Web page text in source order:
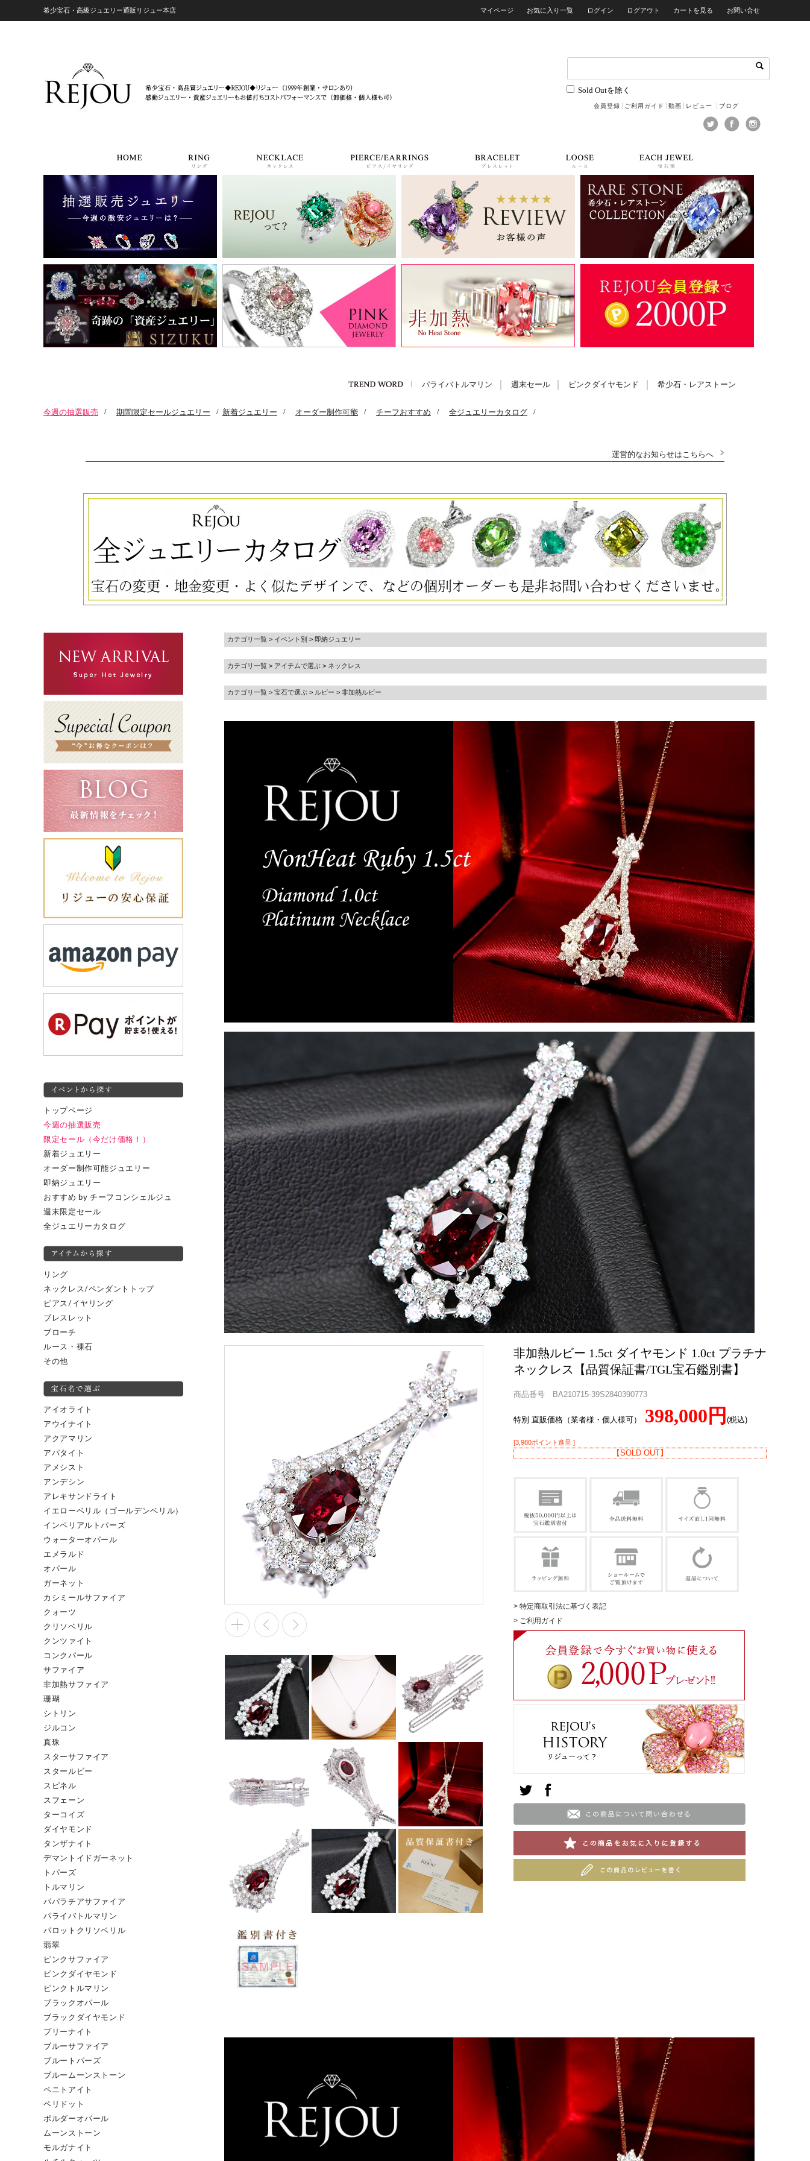
希少宝石・高級ジュエリー通販リジュー本店 マイページ お気に入り一覧 ログイン ログアウト カートを見る お問い合せ
Sold Outを除く
会員登録 ご利用ガイド 動画 レビュー ブログ
パライバトルマリン 週末セール ピンクダイヤモンド 希少石・レアストーン
今週の抽選販売 / 期間限定セールジュエリー / 新着ジュエリー / オーダー制作可能 / チーフおすすめ / 全ジュエリーカタログ /
運営的なお知らせはこちらへ
トップページ
今週の抽選販売
限定セール（今だけ価格！）
新着ジュエリー
オーダー制作可能ジュエリー
即納ジュエリー
おすすめ by チーフコンシェルジュ
週末限定セール
全ジュエリーカタログ
リング
ネックレス/ペンダントトップ
ピアス/イヤリング
ブレスレット
ブローチ
ルース・裸石
その他
アイオライト
アウイナイト
アクアマリン
アパタイト
アメシスト
アンデシン
アレキサンドライト
イエローベリル（ゴールデンベリル）
インペリアルトパーズ
ウォーターオパール
エメラルド
オパール
ガーネット
カシミールサファイア
クォーツ
クリソベリル
クンツァイト
コンクパール
サファイア
非加熱サファイア
珊瑚
シトリン
ジルコン
真珠
スターサファイア
スタールビー
スピネル
スフェーン
ターコイズ
ダイヤモンド
タンザナイト
デマントイドガーネット
トパーズ
トルマリン
パパラチアサファイア
パライバトルマリン
パロットクリソベリル
翡翠
ピンクサファイア
ピンクダイヤモンド
ピンクトルマリン
ブラックオパール
ブラックダイヤモンド
プリーナイト
ブルーサファイア
ブルートパーズ
ブルームーンストーン
ペニトアイト
ペリドット
ポルダーオパール
ムーンストーン
モルガナイト
カテゴリ一覧 > イベント別 > 即納ジュエリー
カテゴリ一覧 > アイテムで選ぶ > ネックレス
カテゴリ一覧 > 宝石で選ぶ > ルビー > 非加熱ルビー
非加熱ルビー 1.5ct ダイヤモンド 1.0ct プラチナ
ネックレス【品質保証書/TGL宝石鑑別書】
商品番号 BA210715-39S2840390773
特別 直販価格（業者様・個人様可） 398,000円(税込)
[3,980ポイント進呈 ]
【SOLD OUT】
> 特定商取引法に基づく表記
> ご利用ガイド